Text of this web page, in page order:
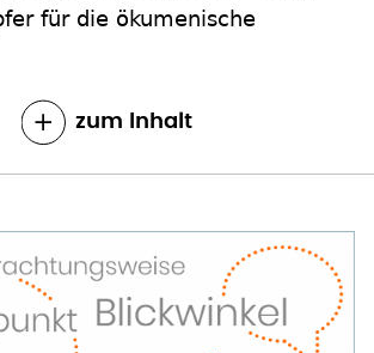
für die ökumenische
zum Inhalt